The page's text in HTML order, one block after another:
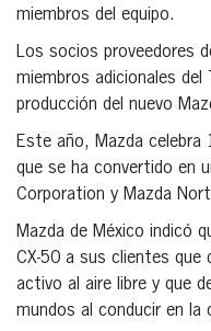
miembros del equipo.
Los socios proveedores
miembros adicionales
producción del nuevo
Este año, Mazda celebra
que se ha convertido en
Corporation y Mazda
Mazda de México indicó
CX-50 a sus clientes que
activo al aire libre y que
mundos al conducir en la